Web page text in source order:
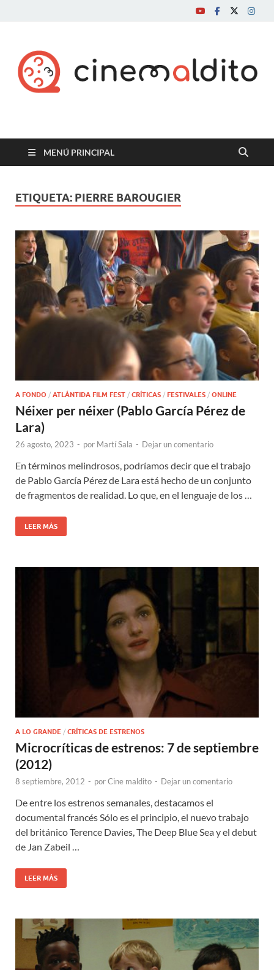
Cine maldito
MENÚ PRINCIPAL
ETIQUETA: PIERRE BAROUGIER
A FONDO / ATLÁNTIDA FILM FEST / CRÍTICAS / FESTIVALES / ONLINE
Néixer per néixer (Pablo García Pérez de
Lara)
26 agosto, 2023 - por Martí Sala - Dejar un comentario
En términos melindrosos, podríamos decir que el trabajo
de Pablo García Pérez de Lara está hecho de un conjunto
de fragmentos de realidad. Lo que, en el lenguaje de los …
LEER MÁS
A LO GRANDE / CRÍTICAS DE ESTRENOS
Microcríticas de estrenos: 7 de septiembre
(2012)
8 septiembre, 2012 - porCine maldito - Dejar un comentario
De entre los estrenos semanales, destacamos el
documental francés Sólo es el principio, el nuevo trabajo
del británico Terence Davies, The Deep Blue Sea y el debut
de Jan Zabeil …
LEER MÁS